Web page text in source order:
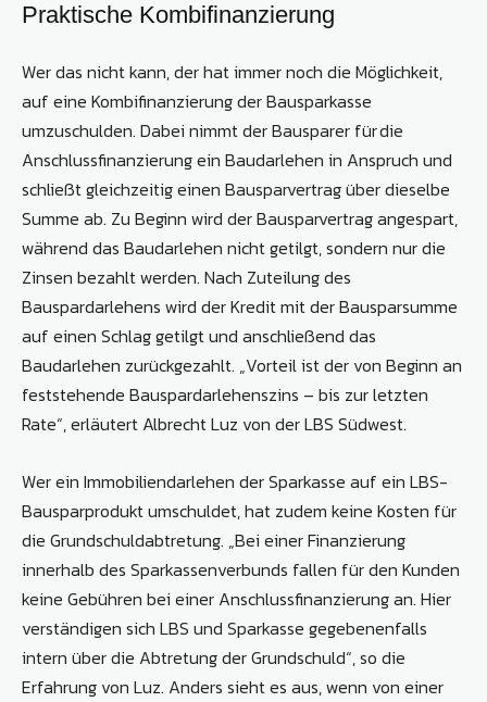
Praktische Kombifinanzierung
Wer das nicht kann, der hat immer noch die Möglichkeit,
auf eine Kombifinanzierung der Bausparkasse
umzuschulden. Dabei nimmt der Bausparer für die
Anschlussfinanzierung ein Baudarlehen in Anspruch und
schließt gleichzeitig einen Bausparvertrag über dieselbe
Summe ab. Zu Beginn wird der Bausparvertrag angespart,
während das Baudarlehen nicht getilgt, sondern nur die
Zinsen bezahlt werden. Nach Zuteilung des
Bauspardarlehens wird der Kredit mit der Bausparsumme
auf einen Schlag getilgt und anschließend das
Baudarlehen zurückgezahlt. „Vorteil ist der von Beginn an
feststehende Bauspardarlehenszins – bis zur letzten
Rate“, erläutert Albrecht Luz von der LBS Südwest.
Wer ein Immobiliendarlehen der Sparkasse auf ein LBS-
Bausparprodukt umschuldet, hat zudem keine Kosten für
die Grundschuldabtretung. „Bei einer Finanzierung
innerhalb des Sparkassenverbunds fallen für den Kunden
keine Gebühren bei einer Anschlussfinanzierung an. Hier
verständigen sich LBS und Sparkasse gegebenenfalls
intern über die Abtretung der Grundschuld“, so die
Erfahrung von Luz. Anders sieht es aus, wenn von einer